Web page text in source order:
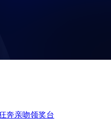
奔亲吻领奖台